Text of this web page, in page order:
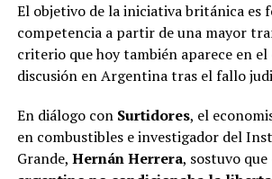
El objetivo de la iniciativa británica es
competencia a partir de una mayor
criterio que hoy también aparece en
discusión en Argentina tras el fallo
En diálogo con Surtidores, el
en combustibles e investigador del
Grande, Hernán Herrera, sostuvo que